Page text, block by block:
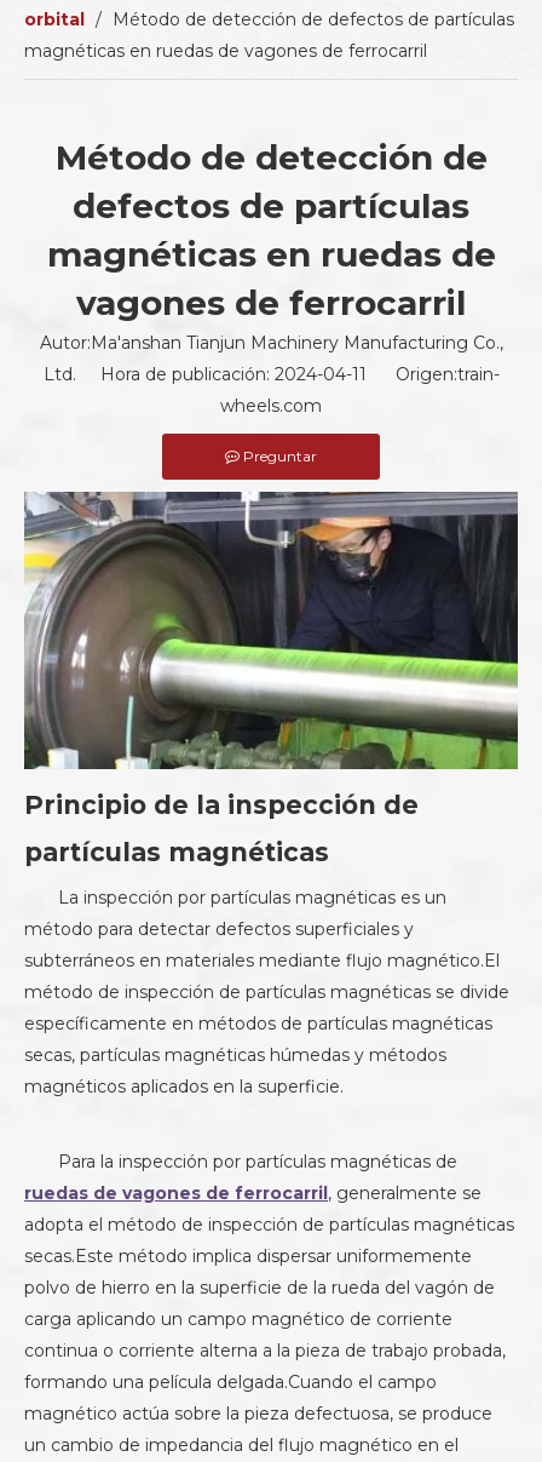
orbital /
Método de detección de defectos de partículas
magnéticas en ruedas de vagones de ferrocarril
Método de detección de
defectos de partículas
magnéticas en ruedas de
vagones de ferrocarril
Autor:Ma'anshan Tianjun Machinery Manufacturing Co.,
Ltd. Hora de publicación: 2024-04-11 Origen:train-
wheels.com
Preguntar
Principio de la inspección de
partículas magnéticas
La inspección por partículas magnéticas es un
método para detectar defectos superficiales y
subterráneos en materiales mediante flujo magnético.El
método de inspección de partículas magnéticas se divide
específicamente en métodos de partículas magnéticas
secas, partículas magnéticas húmedas y métodos
magnéticos aplicados en la superficie.
Para la inspección por partículas magnéticas de
ruedas de vagones de ferrocarril , generalmente se
adopta el método de inspección de partículas magnéticas
secas.Este método implica dispersar uniformemente
polvo de hierro en la superficie de la rueda del vagón de
carga aplicando un campo magnético de corriente
continua o corriente alterna a la pieza de trabajo probada,
formando una película delgada.Cuando el campo
magnético actúa sobre la pieza defectuosa, se produce
un cambio de impedancia del flujo magnético en el